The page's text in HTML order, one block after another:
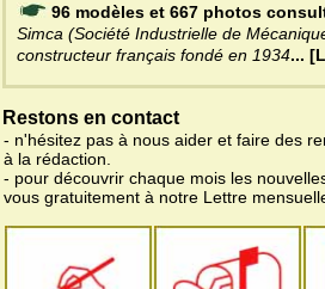
96 modèles et 667 photos
Simca (Société Industrielle de
constructeur français fondé en 1934...
Restons en contact
- n'hésitez pas à nous aider et faire des
à la rédaction.
- pour découvrir chaque mois les
vous gratuitement à notre Lettre